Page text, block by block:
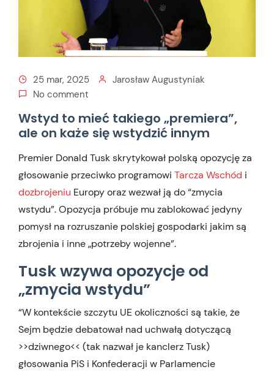
25 mar, 2025
Jarosław Augustyniak
No comment
Wstyd to mieć takiego „premiera”,
ale on każe się wstydzić innym
Premier Donald Tusk skrytykował polską opozycję za
głosowanie przeciwko programowi Tarcza Wschód i
dozbrojeniu Europy oraz wezwał ją do “zmycia
wstydu”. Opozycja próbuje mu zablokować jedyny
pomysł na rozruszanie polskiej gospodarki jakim są
zbrojenia i inne „potrzeby wojenne”.
Tusk wzywa opozycje od
„zmycia wstydu”
“W kontekście szczytu UE okoliczności są takie, że
Sejm będzie debatował nad uchwałą dotyczącą
>>dziwnego<< (tak nazwał je kanclerz Tusk)
głosowania PiS i Konfederacji w Parlamencie